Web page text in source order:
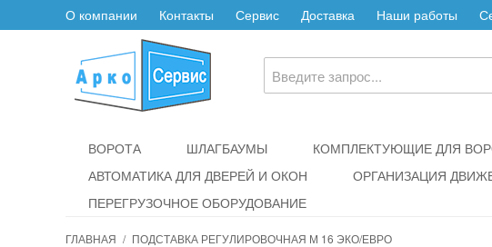
О компании Контакты Сервис Доставка Наши работы
ВОРОТА ШЛАГБАУМЫ КОМПЛЕКТУЮЩИЕ ДЛЯ
АВТОМАТИКА ДЛЯ ДВЕРЕЙ И ОКОН
ОРГАНИЗАЦИЯ
ПЕРЕГРУЗОЧНОЕ ОБОРУДОВАНИЕ
ГЛАВНАЯ / ПОДСТАВКА РЕГУЛИРОВОЧНАЯ М 16 ЭКО/ЕВРО